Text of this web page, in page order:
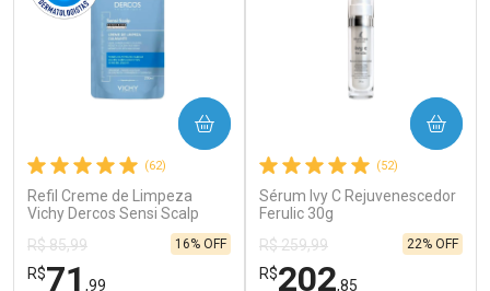
Ativar Desconto
Comprar sem Desconto
Comprar sem Desconto
(62)
Refil Creme de Limpeza
Vichy Dercos Sensi Scalp
R$ 85,99
R$71 ,99
16% OFF
COMPRAR
(52)
Sérum Ivy C Rejuvenescedor
Ferulic 30g
R$ 259,99
R$202,85
22% OFF
COMPRAR